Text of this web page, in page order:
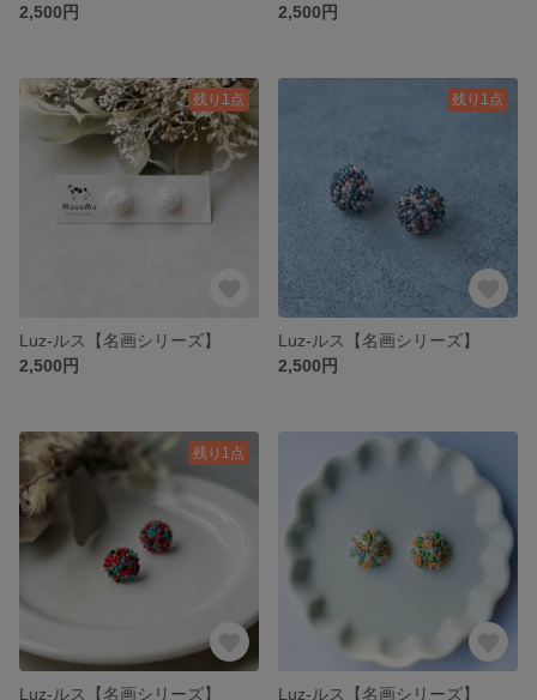
2,500円
2,500円
残り1点
Luz-ルス【名画シリーズ】
2,500円
残り1点
Luz-ルス【名画シリーズ】
2,500円
残り1点
Luz-ルス【名画シリーズ】 Luz-ルス【名画シリーズ】